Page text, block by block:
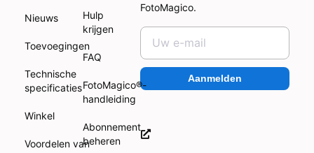
Nieuws
Toevoegingen
Technische
specificaties
Winkel
Voordelen van
Hulp
krijgen
FAQ
FotoMagico®-
handleiding
Abonnement
beheren
FotoMagico.
Aanmelden